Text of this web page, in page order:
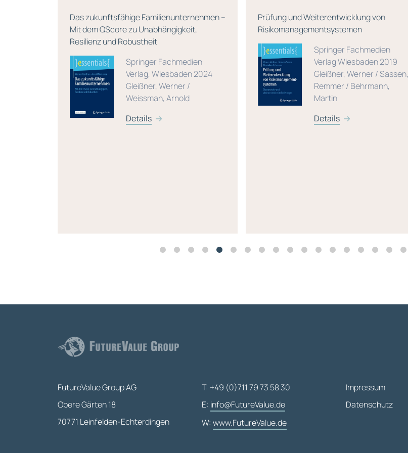
Das zukunftsfähige Familienunternehmen –
Mit dem QScore zu Unabhängigkeit,
Resilienz und Robustheit
Springer Fachmedien
Verlag, Wiesbaden 2024
Gleißner, Werner /
Weissman, Arnold
Details
Prüfung und Weiterentwicklung von
Risikomanagementsystemen
Springer Fachmedien
Verlag Wiesbaden 2019
Gleißner, Werner / Sassen,
Remmer / Behrmann,
Martin
Details
FutureValue Group AG
Obere Gärten 18
70771 Leinfelden-Echterdingen
T: +49 (0)711 79 73 58 30
E: info@FutureValue.de
W: www.FutureValue.de
Impressum
Datenschutz